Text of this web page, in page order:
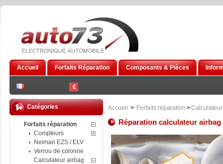
€
Accueil Forfaits Réparation Composants & Pièces
Catégories
Forfaits réparation
Compteurs
Neiman EZS / ELV
Verrou de colonne
Calculateur airbag
Accueil > Forfaits réparation >
Réparation calculateur airbag